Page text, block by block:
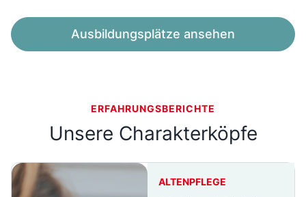
Ausbildungsplätze ansehen
ERFAHRUNGSBERICHTE
Unsere Charakterköpfe
ALTENPFLEGE